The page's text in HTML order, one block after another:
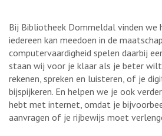
Bij Bibliotheek Dommeldal vinden we
iedereen kan meedoen in de
computervaardigheid spelen daarbij
staan wij voor je klaar als je beter
rekenen, spreken en luisteren, of je
bijspijkeren. En helpen we je ook
hebt met internet, omdat je
aanvragen of je rijbewijs moet